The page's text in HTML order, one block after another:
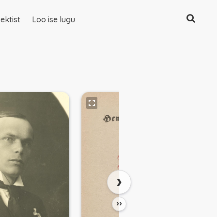
Loo ise lugu
Otsing
››
›